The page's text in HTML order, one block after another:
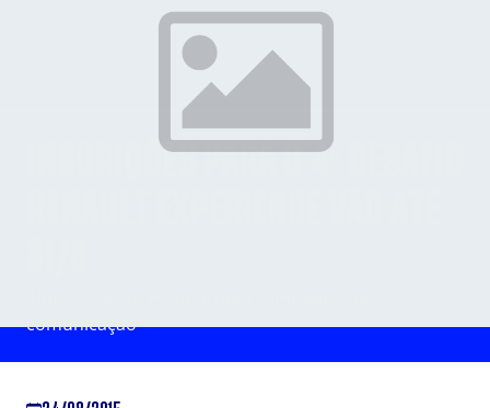
INSCRIÇÕES PARA O 4º DESAFIO
comunicação